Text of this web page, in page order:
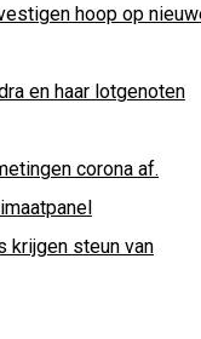
hoop op
en haar lotgenoten
corona af.
krijgen steun van